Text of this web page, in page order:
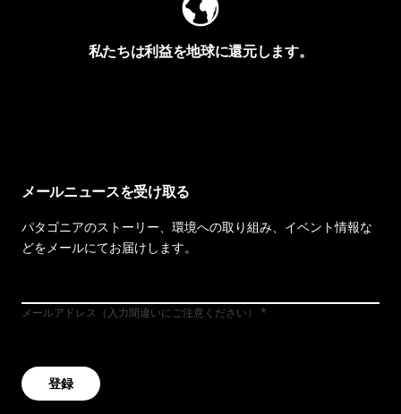
私たちは利益を地球に還元します。
メールニュースを受け取る
パタゴニアのストーリー、環境への取り組み、イベント情報な
どをメールにてお届けします。
メールアドレス（入力間違いにご注意ください）
登録